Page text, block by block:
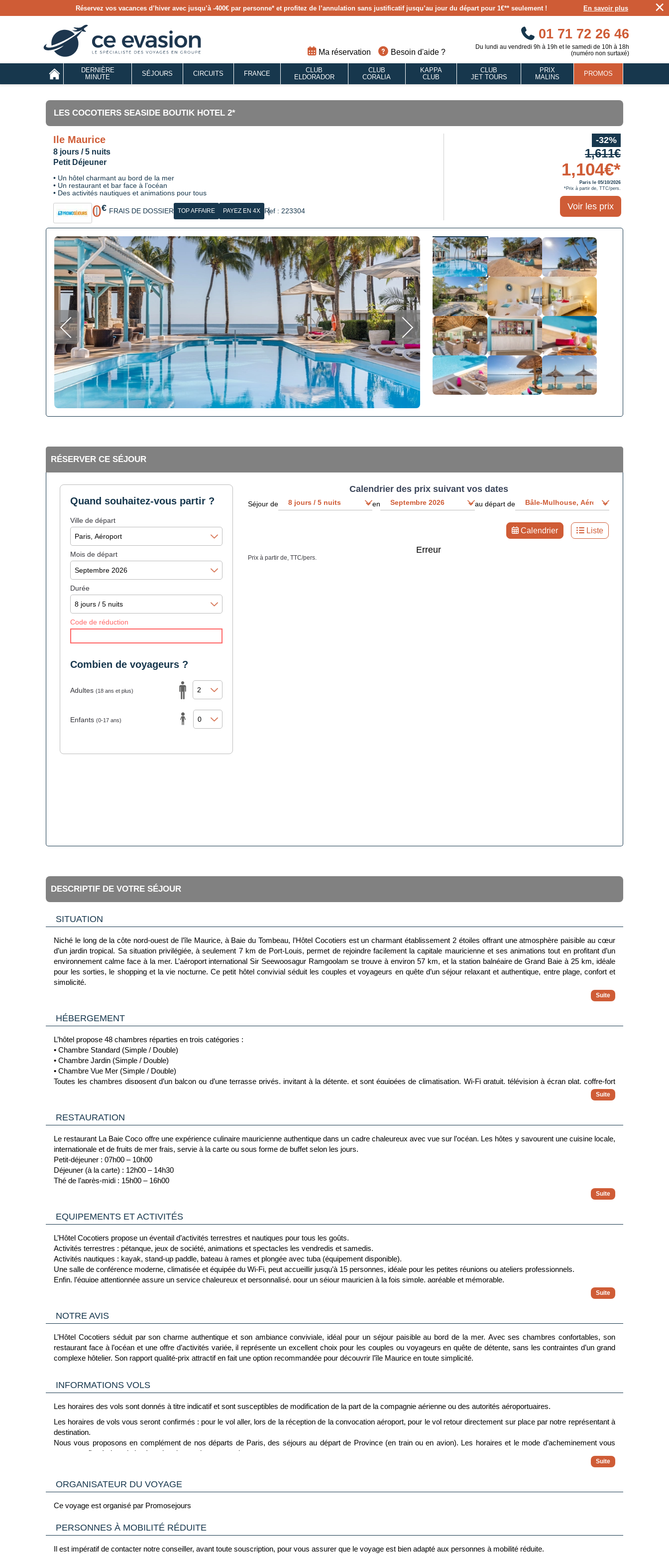
Réservez vos vacances d’hiver avec jusqu’à -400€ par personne* et profitez de l’annulation sans justificatif jusqu’au jour du départ pour 1€** seulement ! En savoir plus ×
Ma réservation Besoin d'aide ?
01 71 72 26 46
Du lundi au vendredi 9h à 19h et le samedi de 10h à 18h
(numéro non surtaxé)
DERNIÈRE
MINUTE
SÉJOURS CIRCUITS FRANCE
CLUB
ELDORADOR
CLUB
CORALIA
KAPPA
CLUB
CLUB
JET TOURS
PRIX
MALINS
PROMOS
LES COCOTIERS SEASIDE BOUTIK HOTEL 2*
Ile Maurice
8 jours / 5 nuits
Petit Déjeuner
• Un hôtel charmant au bord de la mer
• Un restaurant et bar face à l’océan
• Des activités nautiques et animations pour tous
0€ FRAIS DE DOSSIER TOP AFFAIRE PAYEZ EN 4X Ref : 223304
-32%
1,611€
1,104€*
Paris le 05/10/2026
*Prix à partir de, TTC/pers.
Voir les prix
RÉSERVER CE SÉJOUR
Quand souhaitez-vous partir ?
Ville de départ
Mois de départ
Durée
Code de réduction
Combien de voyageurs ?
Adultes (18 ans et plus)
Enfants (0-17 ans)
Calendrier des prix suivant vos dates
Séjour de en au départ de
Calendrier Liste
Erreur
Prix à partir de, TTC/pers.
DESCRIPTIF DE VOTRE SÉJOUR
SITUATION
Niché le long de la côte nord-ouest de l’île Maurice, à Baie du Tombeau, l’Hôtel Cocotiers est un charmant établissement 2 étoiles offrant une atmosphère paisible au cœur
d’un jardin tropical. Sa situation privilégiée, à seulement 7 km de Port-Louis, permet de rejoindre facilement la capitale mauricienne et ses animations tout en profitant d’un
environnement calme face à la mer. L’aéroport international Sir Seewoosagur Ramgoolam se trouve à environ 57 km, et la station balnéaire de Grand Baie à 25 km, idéale
pour les sorties, le shopping et la vie nocturne. Ce petit hôtel convivial séduit les couples et voyageurs en quête d’un séjour relaxant et authentique, entre plage, confort et
simplicité.
HÉBERGEMENT
L’hôtel propose 48 chambres réparties en trois catégories :
• Chambre Standard (Simple / Double)
• Chambre Jardin (Simple / Double)
• Chambre Vue Mer (Simple / Double)
Toutes les chambres disposent d’un balcon ou d’une terrasse privés, invitant à la détente, et sont équipées de climatisation, Wi-Fi gratuit, télévision à écran plat, coffre-fort
électronique, bouilloire avec thé et café, mini-réfrigérateur, sèche-cheveux, serviettes de plage et salle de bain avec douche. L’accès se fait par carte magnétique, et
Leur décoration simple et colorée reflète le charme mauricien, parfait pour un séjour confortable au bord de la mer.
RESTAURATION
Le restaurant La Baie Coco offre une expérience culinaire mauricienne authentique dans un cadre chaleureux avec vue sur l’océan. Les hôtes y savourent une cuisine locale,
internationale et de fruits de mer frais, servie à la carte ou sous forme de buffet selon les jours.
Petit-déjeuner : 07h00 – 10h00
Déjeuner (à la carte) : 12h00 – 14h30
Thé de l’après-midi : 15h00 – 16h00
EQUIPEMENTS ET ACTIVITÉS
L’Hôtel Cocotiers propose un éventail d’activités terrestres et nautiques pour tous les goûts.
Activités terrestres : pétanque, jeux de société, animations et spectacles les vendredis et samedis.
Activités nautiques : kayak, stand-up paddle, bateau à rames et plongée avec tuba (équipement disponible).
Une salle de conférence moderne, climatisée et équipée du Wi-Fi, peut accueillir jusqu’à 15 personnes, idéale pour les petites réunions ou ateliers professionnels.
Enfin, l’équipe attentionnée assure un service chaleureux et personnalisé, pour un séjour mauricien à la fois simple, agréable et mémorable.
Par ailleurs, une piscine extérieure à température contrôlée avec chaises longues, un service de blanchisserie (avec supplément), un bureau de change et un parking limité
NOTRE AVIS
L’Hôtel Cocotiers séduit par son charme authentique et son ambiance conviviale, idéal pour un séjour paisible au bord de la mer. Avec ses chambres confortables, son
restaurant face à l’océan et une offre d’activités variée, il représente un excellent choix pour les couples ou voyageurs en quête de détente, sans les contraintes d’un grand
complexe hôtelier. Son rapport qualité-prix attractif en fait une option recommandée pour découvrir l’île Maurice en toute simplicité.
INFORMATIONS VOLS
Les horaires des vols sont donnés à titre indicatif et sont susceptibles de modification de la part de la compagnie aérienne ou des autorités aéroportuaires.
Les horaires de vols vous seront confirmés : pour le vol aller, lors de la réception de la convocation aéroport, pour le vol retour directement sur place par notre représentant à
destination.
Nous vous proposons en complément de nos départs de Paris, des séjours au départ de Province (en train ou en avion). Les horaires et le mode d’acheminement vous
seront confirmés lors de la réception de vos documents de voyages.
La continuité de votre acheminement jusqu’à votre destination finale est assuré directement par la compagnie aérienne, même en cas de perturbations à l’aller ou au retour.
ORGANISATEUR DU VOYAGE
Ce voyage est organisé par Promosejours
PERSONNES À MOBILITÉ RÉDUITE
Il est impératif de contacter notre conseiller, avant toute souscription, pour vous assurer que le voyage est bien adapté aux personnes à mobilité réduite.